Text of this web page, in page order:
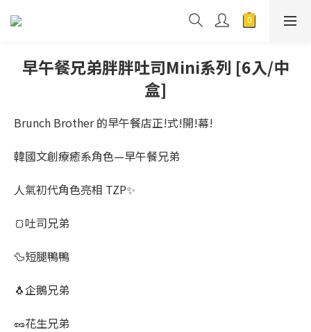
早午餐兄弟胖胖吐司Mini系列 [6入/中
盒]
Brunch Brother 的早午餐店正!式!開!幕!
韓國文創療癒系角色—早午餐兄弟
人氣初代角色亮相 TZP✨
🍞吐司兄弟
🦆短腿鴨鴨
🐧企鵝兄弟
🥜花生兄弟